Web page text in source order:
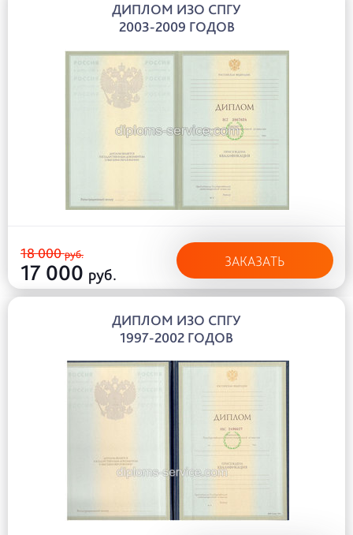
ДИПЛОМ ИЗО СПГУ
2003-2009 ГОДОВ
18 000руб.
17 000 руб.
ЗАКАЗАТЬ
ДИПЛОМ ИЗО СПГУ
1997-2002 ГОДОВ